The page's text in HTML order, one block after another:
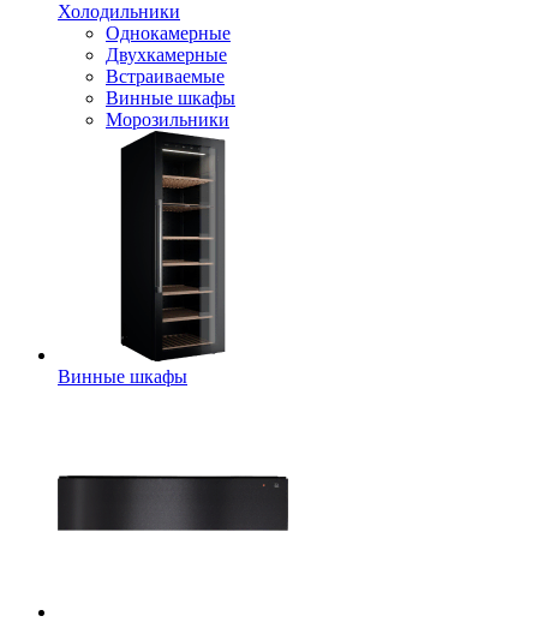
Холодильники
Однокамерные
Двухкамерные
Встраиваемые
Винные шкафы
Морозильники
Винные шкафы